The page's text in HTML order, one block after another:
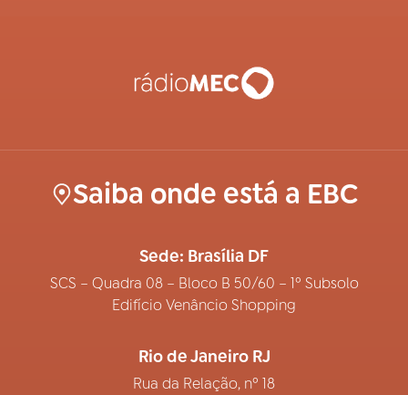
Saiba onde está a EBC
Sede: Brasília DF
SCS – Quadra 08 – Bloco B 50/60 – 1º Subsolo
Edifício Venâncio Shopping
Rio de Janeiro RJ
Rua da Relação, nº 18